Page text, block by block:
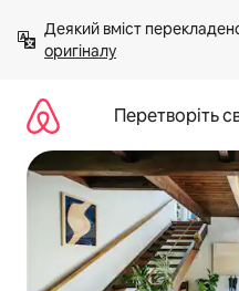
вмісту
Деякий вміст
оригіналу
Перетворіть